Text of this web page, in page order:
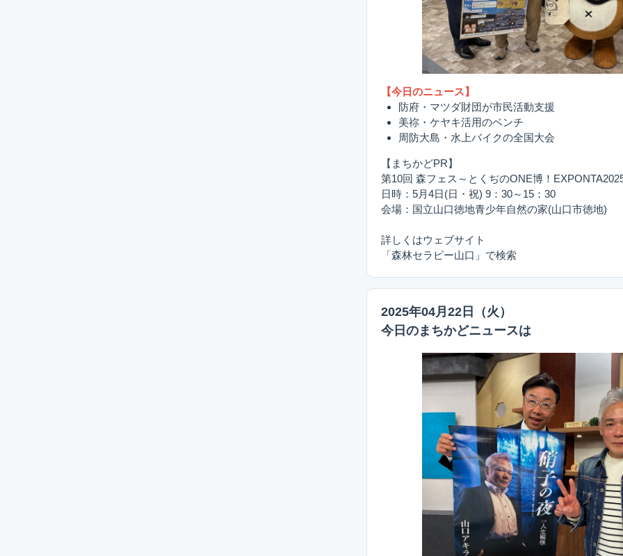
【今日のニュース】
防府・マツダ財団が市民活動支援
美祢・ケヤキ活用のベンチ
周防大島・水上バイクの全国大会
【まちかどPR】
第10回 森フェス～とくぢのONE博！
日時：5月4日(日・祝) 9：30～15：30
会場：国立山口徳地青少年自然の家(山口市徳地)
詳しくはウェブサイト
「森林セラピー山口」で検索
2025年04月22日（火）
今日のまちかどニュースは